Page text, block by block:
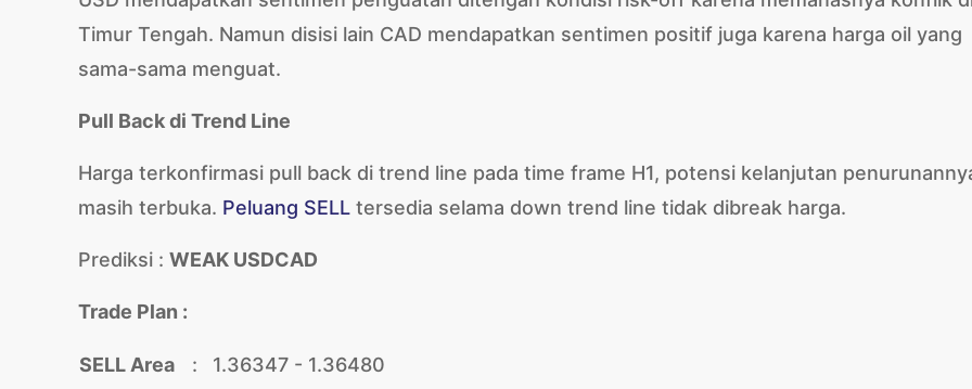
Timur Tengah. Namun disisi lain CAD mendapatkan sentimen positif juga karena harga oil yang
sama-sama menguat.
Pull Back di Trend Line
Harga terkonfirmasi pull back di trend line pada time frame H1, potensi kelanjutan
masih terbuka. Peluang SELL tersedia selama down trend line tidak dibreak harga.
Prediksi : WEAK USDCAD
Trade Plan :
SELL Area :
1.36347 - 1.36480